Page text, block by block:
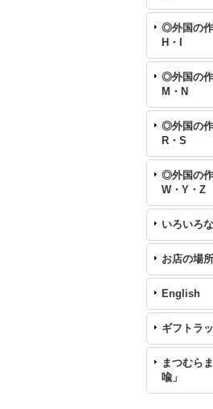
◎外国の作
H・I
◎外国の
M・N
◎外国の作
R・S
◎外国の作
W・Y・Z
いろいろ
お店の場
English
ギフトラ
まつむら
喩」